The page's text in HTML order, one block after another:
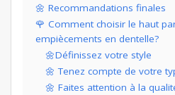
🌼 Recommandations finales
🌹 Comment choisir le haut
empiècements en dentelle?
🌼Définissez votre style
🌼 Tenez compte de votre
🌼 Faites attention à la